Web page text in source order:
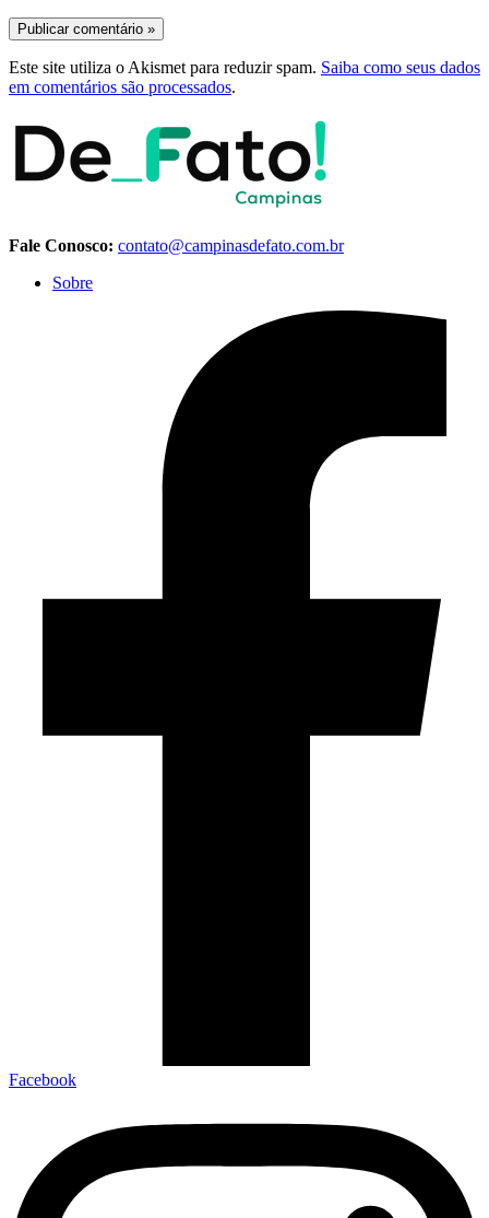
Este site utiliza o Akismet para reduzir spam. Saiba como seus dados
em comentários são processados.
Fale Conosco: contato@campinasdefato.com.br
Sobre
Facebook